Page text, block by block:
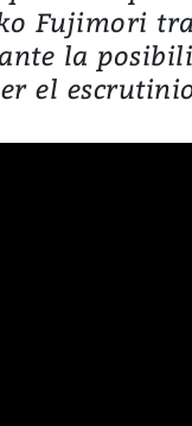
Fujimori
la
el